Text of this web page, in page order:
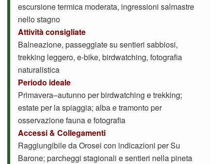
escursione termica moderata, ingressioni salmastre
nello stagno
Attività consigliate
Balneazione, passeggiate su sentieri sabbiosi,
trekking leggero, e-bike, birdwatching, fotografia
naturalistica
Periodo ideale
Primavera–autunno per birdwatching e trekking;
estate per la spiaggia; alba e tramonto per
osservazione fauna e fotografia
Accessi & Collegamenti
Raggiungibile da Orosei con indicazioni per Su
Barone; parcheggi stagionali e sentieri nella pineta